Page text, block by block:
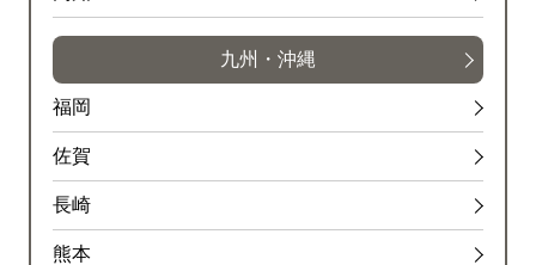
九州・沖縄
福岡
佐賀
長崎
熊本